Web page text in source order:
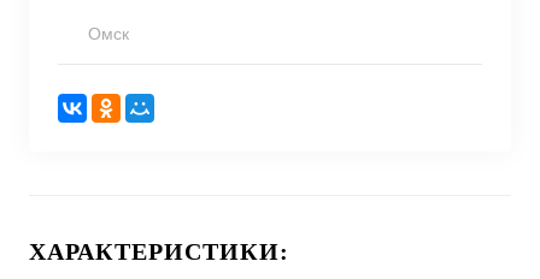
Омск
ХАРАКТЕРИСТИКИ: